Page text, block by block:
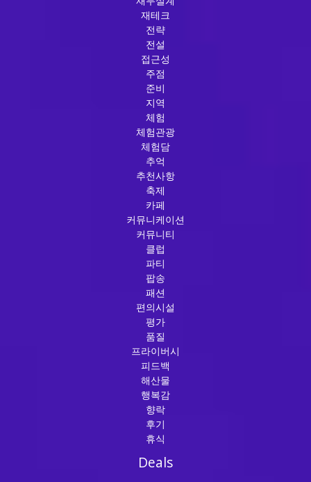
재테크
전략
전설
접근성
주점
준비
지역
체험
체험관광
체험담
추억
추천사항
축제
카페
커뮤니케이션
커뮤니티
클럽
파티
팝송
패션
편의시설
평가
품질
프라이버시
피드백
해산물
행복감
향락
후기
휴식
Deals